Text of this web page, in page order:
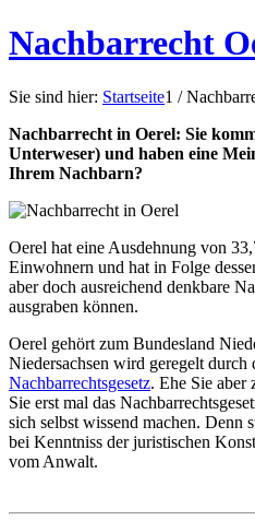
Nachbarrecht
Sie sind hier: Startseite1 /
Nachbarrecht in Oerel: Sie
Unterweser) und haben eine
Ihrem Nachbarn?
Oerel hat eine Ausdehnung von
Einwohnern und hat in Folge
aber doch ausreichend denkbare
ausgraben können.
Oerel gehört zum Bundesland
Niedersachsen wird geregelt durch
Nachbarrechtsgesetz. Ehe Sie aber
Sie erst mal das
sich selbst wissend machen. Denn
bei Kenntniss der juristischen
vom Anwalt.